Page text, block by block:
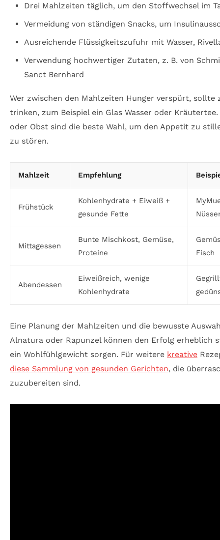
Drei Mahlzeiten täglich, um den Stoffwechsel im
Vermeidung von ständigen Snacks, um
Ausreichende Flüssigkeitszufuhr mit Wasser,
Verwendung hochwertiger Zutaten, z. B. von
Sanct Bernhard
Wer zwischen den Mahlzeiten Hunger verspürt, sollte
trinken, zum Beispiel ein Glas Wasser oder
oder Obst sind die beste Wahl, um den Appetit zu
zu stören.
Mahlzeit Empfehlung
Frühstück
Kohlenhydrate + Eiweiß +
gesunde Fette
Mittagessen
Bunte Mischkost, Gemüse,
Proteine
Fisch
Abendessen
Eiweißreich, wenige
Kohlenhydrate
Eine Planung der Mahlzeiten und die bewusste
Alnatura oder Rapunzel können den Erfolg erheblich
ein Wohlfühlgewicht sorgen. Für weitere kreative
diese Sammlung von gesunden Gerichten, die
zuzubereiten sind.